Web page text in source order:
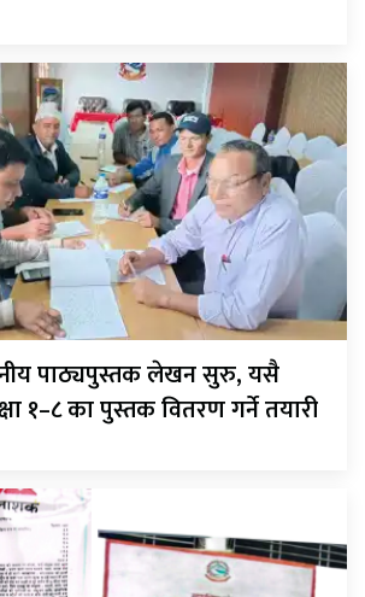
पाठ्यपुस्तक लेखन सुरु, यसै
१–८ का पुस्तक वितरण गर्ने तयारी